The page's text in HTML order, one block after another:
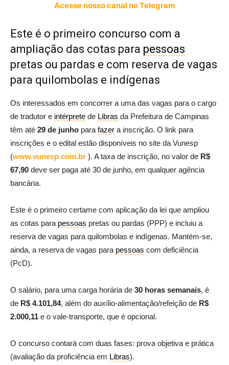
Acesse nosso canal no Telegram
Este é o primeiro concurso com a
ampliação das cotas para pessoas
pretas ou pardas e com reserva de vagas
para quilombolas e indígenas
Os interessados em concorrer a uma das vagas para o cargo
de tradutor e intérprete de Libras da Prefeitura de Campinas
têm até 29 de junho para fazer a inscrição. O link para
inscrições e o edital estão disponíveis no site da Vunesp
(www.vunesp.com.br ). A taxa de inscrição, no valor de R$
67,90 deve ser paga até 30 de junho, em qualquer agência
bancária.
Este é o primeiro certame com aplicação da lei que ampliou
as cotas para pessoas pretas ou pardas (PPP) e incluiu a
reserva de vagas para quilombolas e indígenas. Mantém-se,
ainda, a reserva de vagas para pessoas com deficiência
(PcD).
O salário, para uma carga horária de 30 horas semanais, é
de R$ 4.101,84, além do auxílio-alimentação/refeição de R$
2.000,11 e o vale-transporte, que é opcional.
O concurso contará com duas fases: prova objetiva e prática
(avaliação da proficiência em Libras).